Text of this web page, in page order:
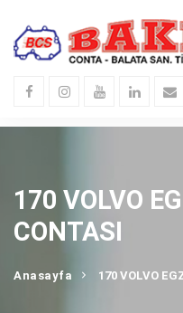
170 VOLVO
CONTASI
Anasayfa 170 VOLVO